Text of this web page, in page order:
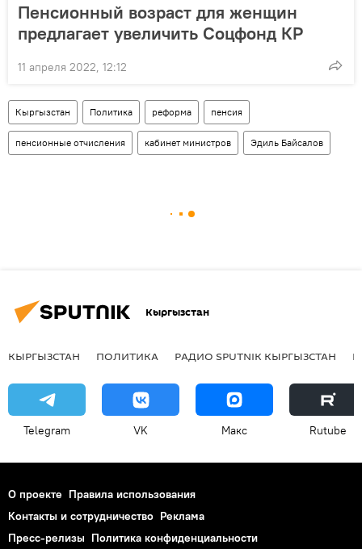
Пенсионный возраст для женщин
предлагает увеличить Соцфонд КР
11 апреля 2022, 12:12
Кыргызстан Политика реформа пенсия
пенсионные отчисления кабинет министров Эдиль Байсалов
Кыргызстан
КЫРГЫЗСТАН ПОЛИТИКА РАДИО SPUTNIK КЫРГЫЗСТАН
Telegram VK Макс Rutube
О проекте Правила использования
Контакты и сотрудничество Реклама
Пресс-релизы Политика конфиденциальности